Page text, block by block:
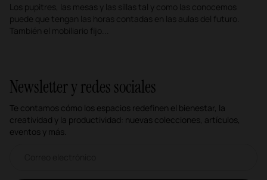
Los pupitres, las mesas y las sillas tal y como las conocemos
puede que tengan las horas contadas en las aulas del futuro.
También el mobiliario fijo...
Newsletter y redes sociales
Te contamos cómo los espacios redefinen el bienestar, la
creatividad y la productividad: nuevas colecciones, artículos,
eventos y más.